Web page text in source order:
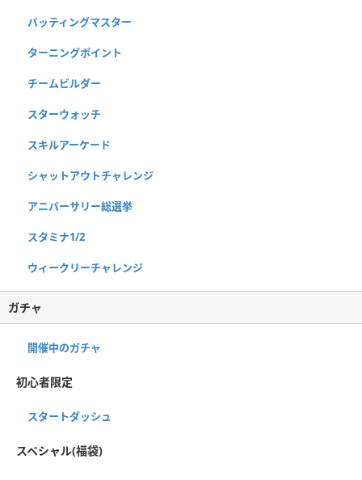
バッティングマスター
ターニングポイント
チームビルダー
スターウォッチ
スキルアーケード
シャットアウトチャレンジ
アニバーサリー総選挙
スタミナ1/2
ウィークリーチャレンジ
ガチャ
開催中のガチャ
初心者限定
スタートダッシュ
スペシャル(福袋)